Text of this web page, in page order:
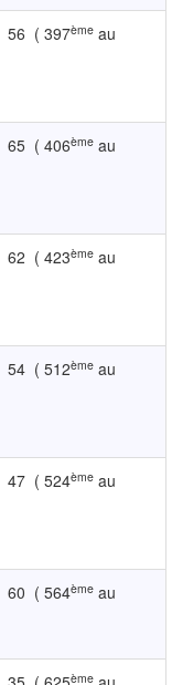
56 ( 397ème au
65 ( 406ème au
62 ( 423ème au
54 ( 512ème au
47 ( 524ème au
60 ( 564ème au
ème